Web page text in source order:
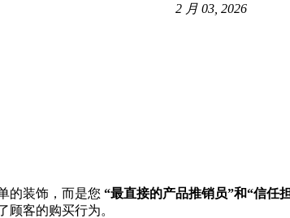
2 月 03, 2026
的装饰，而是您 “最直接的产品推销员”和“信任
顾客的购买行为。